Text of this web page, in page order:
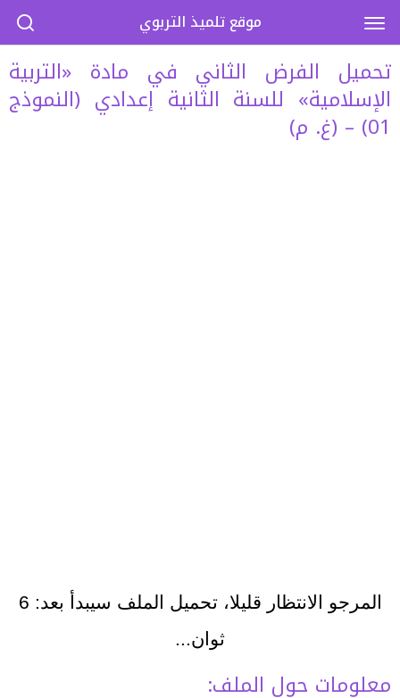
تحميل الفرض الثاني في مادة «التربية
الإسلامية» للسنة الثانية إعدادي (النموذج
01) – (غ. م)
المرجو الانتظار قليلا، تحميل الملف سيبدأ بعد: 6
ثوان...
معلومات حول الملف:
موقع تلميذ التربوي